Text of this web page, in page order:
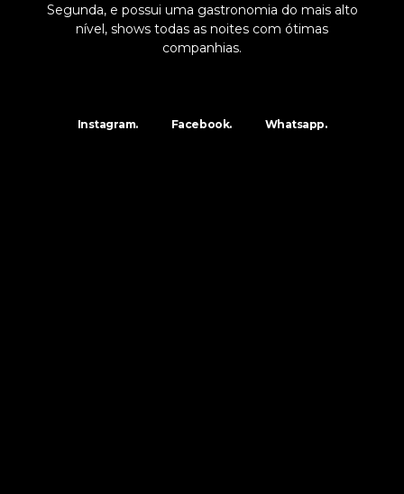
Segunda, e possui uma gastronomia do mais alto
nível, shows todas as noites com ótimas
companhias.
Instagram. Facebook. Whatsapp.